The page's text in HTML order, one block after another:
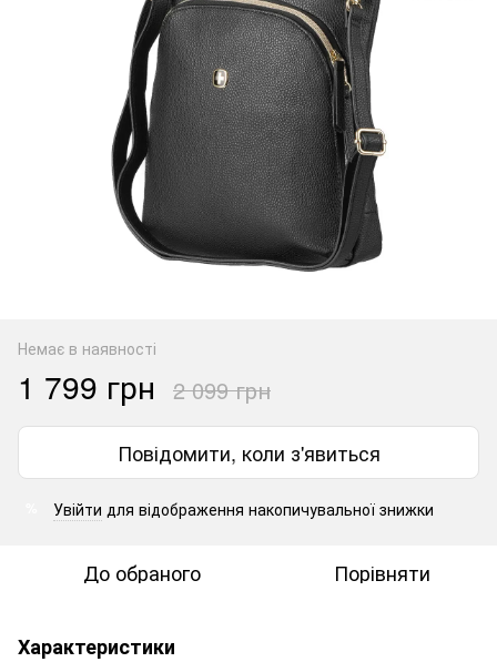
Немає в наявності
1 799 грн 2 099 грн
Повідомити, коли з'явиться
Увійти для відображення накопичувальної знижки
До обраного Порівняти
Характеристики